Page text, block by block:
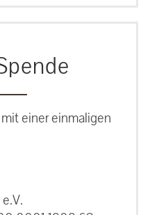
einer einmaligen